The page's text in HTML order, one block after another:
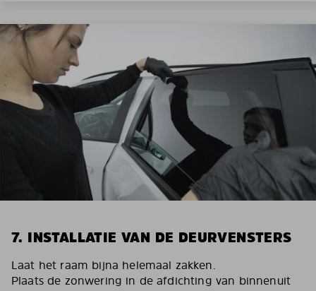
7. INSTALLATIE VAN DE DEURVENSTERS
Laat het raam bijna helemaal zakken.
Plaats de zonwering in de afdichting van binnenuit